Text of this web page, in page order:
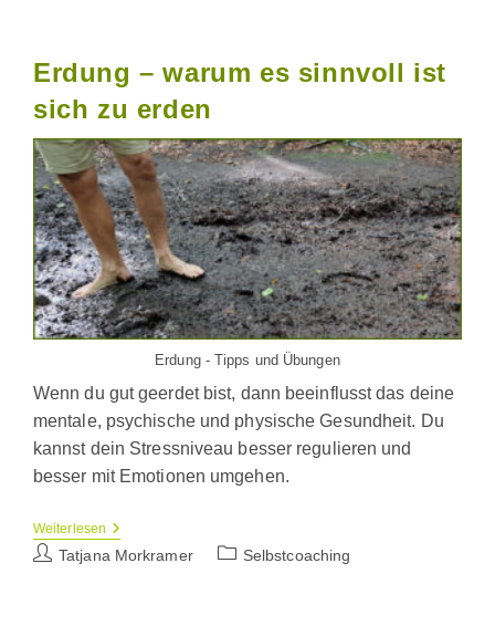
Erdung – warum es sinnvoll ist
sich zu erden
Erdung - Tipps und Übungen
Wenn du gut geerdet bist, dann beeinflusst das deine
mentale, psychische und physische Gesundheit. Du
kannst dein Stressniveau besser regulieren und
besser mit Emotionen umgehen.
Weiterlesen Erdung
Warum
Beitrags-
Tatjana Morkramer
Beitrags-
Selbstcoaching